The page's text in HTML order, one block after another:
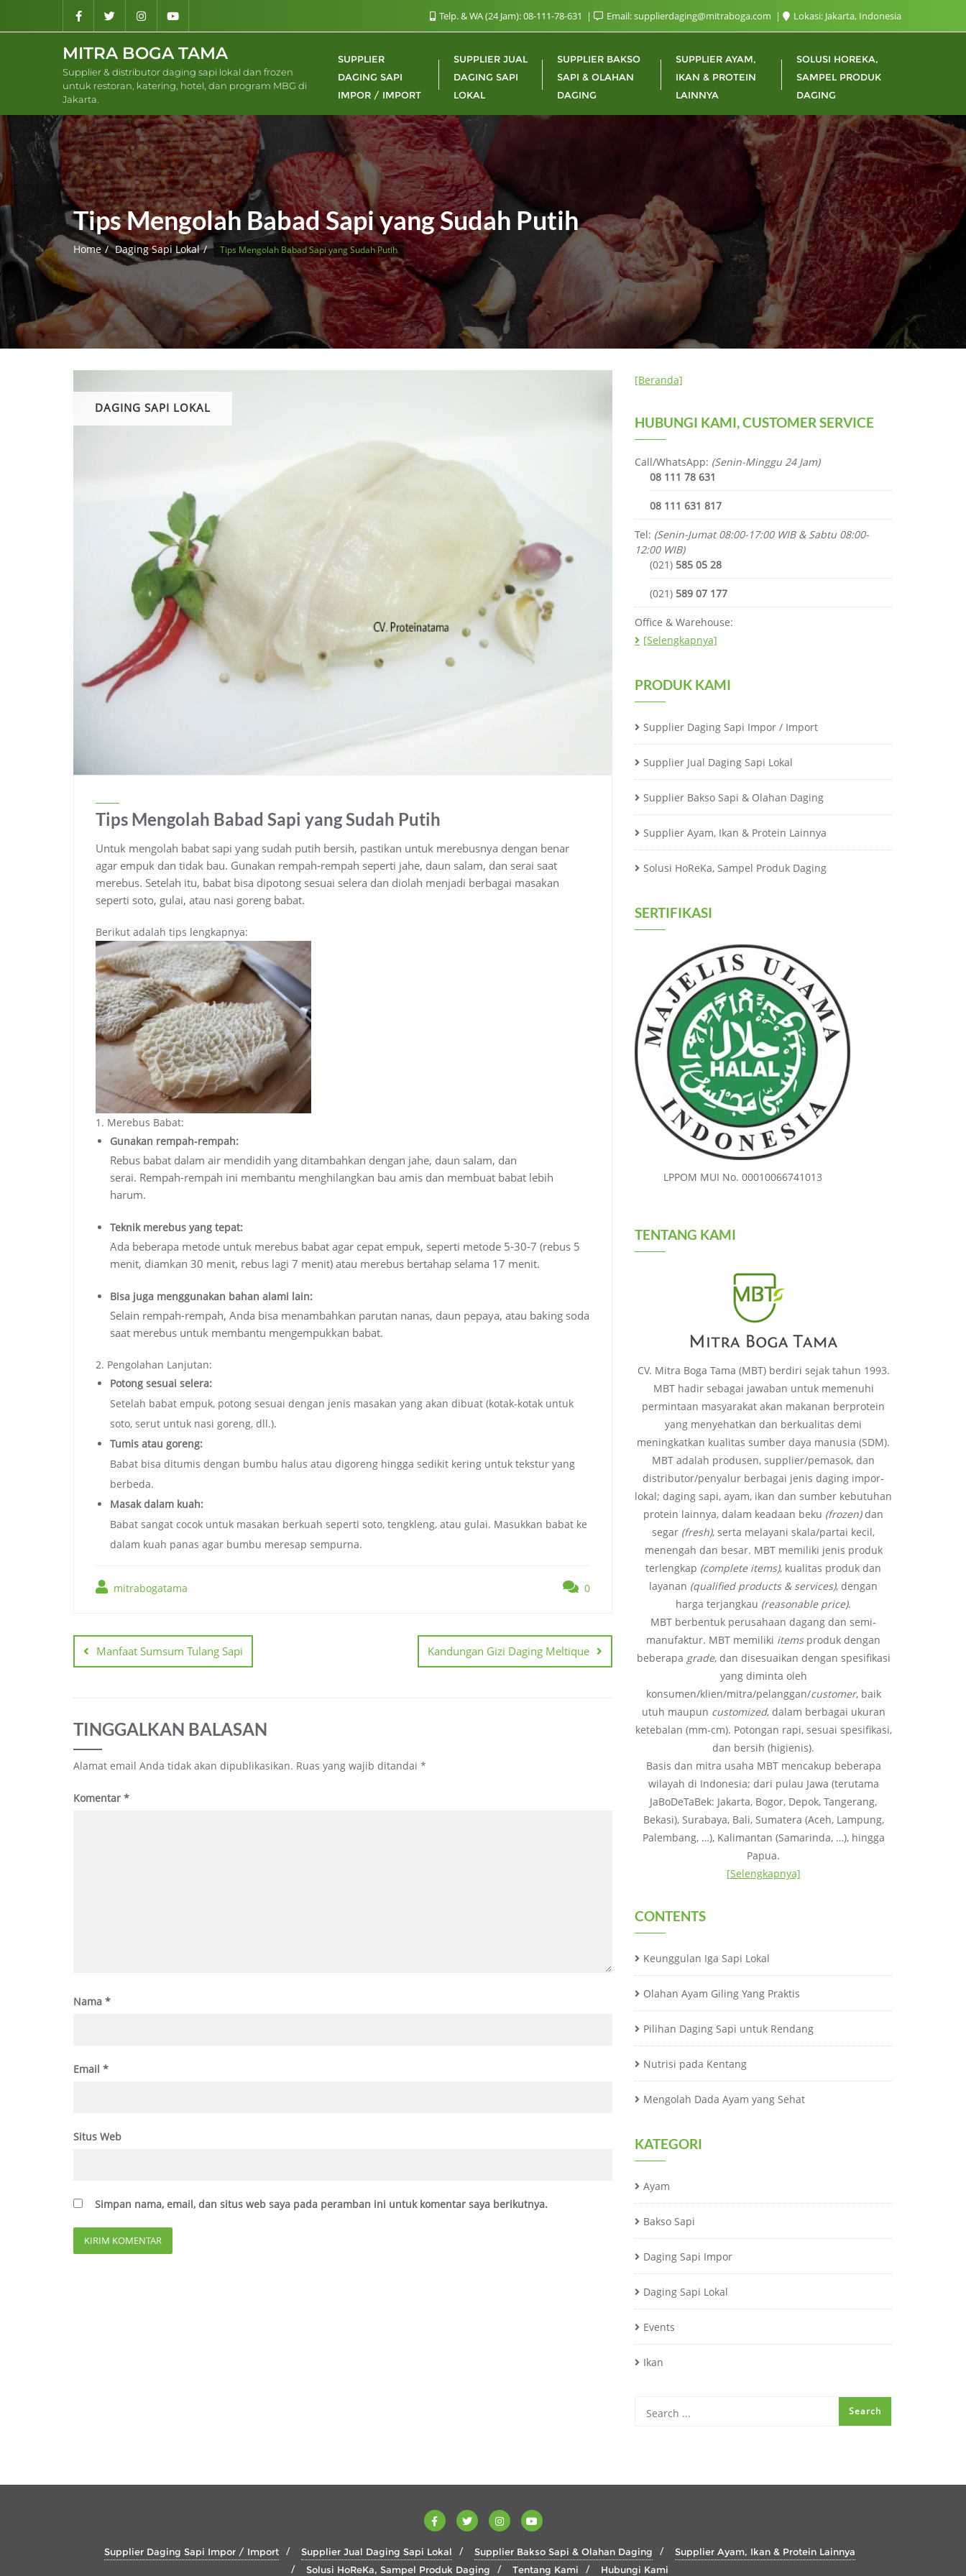
Telp. & WA (24 Jam): 08-111-78-631 Email: supplierdaging@mitraboga.com Lokasi: Jakarta, Indonesia
MITRA BOGA TAMA
Supplier & distributor daging sapi lokal dan frozen
untuk restoran, katering, hotel, dan program MBG di
Jakarta.
SUPPLIER
DAGING SAPI
IMPOR / IMPORT
SUPPLIER JUAL
DAGING SAPI
LOKAL
SUPPLIER BAKSO
SAPI & OLAHAN
DAGING
SUPPLIER AYAM,
IKAN & PROTEIN
LAINNYA
SOLUSI HOREKA,
SAMPEL PRODUK
DAGING
Tips Mengolah Babad Sapi yang Sudah Putih
Home Daging Sapi Lokal Tips Mengolah Babad Sapi yang Sudah Putih
DAGING SAPI LOKAL
Tips Mengolah Babad Sapi yang Sudah Putih
Untuk mengolah babat sapi yang sudah putih bersih, pastikan untuk merebusnya dengan benar
agar empuk dan tidak bau. Gunakan rempah-rempah seperti jahe, daun salam, dan serai saat
merebus. Setelah itu, babat bisa dipotong sesuai selera dan diolah menjadi berbagai masakan
seperti soto, gulai, atau nasi goreng babat.
Berikut adalah tips lengkapnya:
1. Merebus Babat:
Gunakan rempah-rempah:
Rebus babat dalam air mendidih yang ditambahkan dengan jahe, daun salam, dan
serai. Rempah-rempah ini membantu menghilangkan bau amis dan membuat babat lebih
harum.
Teknik merebus yang tepat:
Ada beberapa metode untuk merebus babat agar cepat empuk, seperti metode 5-30-7 (rebus 5
menit, diamkan 30 menit, rebus lagi 7 menit) atau merebus bertahap selama 17 menit.
Bisa juga menggunakan bahan alami lain:
Selain rempah-rempah, Anda bisa menambahkan parutan nanas, daun pepaya, atau baking soda
saat merebus untuk membantu mengempukkan babat.
2. Pengolahan Lanjutan:
Potong sesuai selera:
Setelah babat empuk, potong sesuai dengan jenis masakan yang akan dibuat (kotak-kotak untuk
soto, serut untuk nasi goreng, dll.).
Tumis atau goreng:
Babat bisa ditumis dengan bumbu halus atau digoreng hingga sedikit kering untuk tekstur yang
berbeda.
Masak dalam kuah:
Babat sangat cocok untuk masakan berkuah seperti soto, tengkleng, atau gulai. Masukkan babat ke
dalam kuah panas agar bumbu meresap sempurna.
mitrabogatama 0
posManfaat Sumsum Tulang Sapi Kandungan Gizi Daging Meltique
TINGGALKAN BALASAN
Alamat email Anda tidak akan dipublikasikan. Ruas yang wajib ditandai *
Komentar *
Nama *
Email *
Situs Web
Simpan nama, email, dan situs web saya pada peramban ini untuk komentar saya berikutnya.
[Beranda]
HUBUNGI KAMI, CUSTOMER SERVICE
Call/WhatsApp: (Senin-Minggu 24 Jam)
08 111 78 631
08 111 631 817
Tel: (Senin-Jumat 08:00-17:00 WIB & Sabtu 08:00-
12:00 WIB)
(021) 585 05 28
(021) 589 07 177
Office & Warehouse:
[Selengkapnya]
PRODUK KAMI
Supplier Daging Sapi Impor / Import
Supplier Jual Daging Sapi Lokal
Supplier Bakso Sapi & Olahan Daging
Supplier Ayam, Ikan & Protein Lainnya
Solusi HoReKa, Sampel Produk Daging
SERTIFIKASI
LPPOM MUI No. 00010066741013
TENTANG KAMI
CV. Mitra Boga Tama (MBT) berdiri sejak tahun 1993.
MBT hadir sebagai jawaban untuk memenuhi
permintaan masyarakat akan makanan berprotein
yang menyehatkan dan berkualitas demi
meningkatkan kualitas sumber daya manusia (SDM).
MBT adalah produsen, supplier/pemasok, dan
distributor/penyalur berbagai jenis daging impor-
lokal; daging sapi, ayam, ikan dan sumber kebutuhan
protein lainnya, dalam keadaan beku (frozen)dan
segar (fresh), serta melayani skala/partai kecil,
menengah dan besar. MBT memiliki jenis produk
terlengkap (complete items), kualitas produk dan
layanan (qualified products & services), dengan
harga terjangkau (reasonable price).
MBT berbentuk perusahaan dagang dan semi-
manufaktur. MBT memiliki itemsproduk dengan
beberapa grade, dan disesuaikan dengan spesifikasi
yang diminta oleh
konsumen/klien/mitra/pelanggan/customer, baik
utuh maupun customized, dalam berbagai ukuran
ketebalan (mm-cm). Potongan rapi, sesuai spesifikasi,
dan bersih (higienis).
Basis dan mitra usaha MBT mencakup beberapa
wilayah di Indonesia; dari pulau Jawa (terutama
JaBoDeTaBek: Jakarta, Bogor, Depok, Tangerang,
Bekasi), Surabaya, Bali, Sumatera (Aceh, Lampung,
Palembang, …), Kalimantan (Samarinda, …), hingga
Papua.
[Selengkapnya]
CONTENTS
Keunggulan Iga Sapi Lokal
Olahan Ayam Giling Yang Praktis
Pilihan Daging Sapi untuk Rendang
Nutrisi pada Kentang
Mengolah Dada Ayam yang Sehat
KATEGORI
Ayam
Bakso Sapi
Daging Sapi Impor
Daging Sapi Lokal
Events
Ikan
Supplier Daging Sapi Impor / Import Supplier Jual Daging Sapi Lokal Supplier Bakso Sapi & Olahan Daging
Supplier Ayam, Ikan & Protein Lainnya
Solusi HoReKa, Sampel Produk Daging
Tentang Kami Hubungi Kami